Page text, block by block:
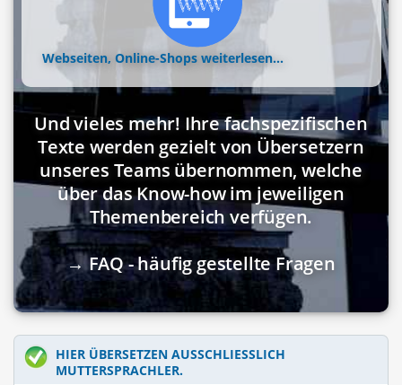
Webseiten, Online-Shops weiterlesen...
Und vieles mehr! Ihre fachspezifischen
Texte werden gezielt von Übersetzern
unseres Teams übernommen, welche
über das Know-how im jeweiligen
Themenbereich verfügen.
→ FAQ - häufig gestellte Fragen
HIER ÜBERSETZEN AUSSCHLIESSLICH M
UTTERSPRACHLER.